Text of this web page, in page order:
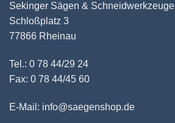
Sekinger Sägen & Schneidwerkzeuge
Schloßplatz 3
77866 Rheinau
Tel.: 0 78 44/29 24
Fax: 0 78 44/45 60
E-Mail: info@saegenshop.de